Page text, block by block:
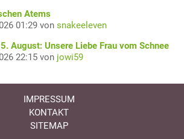
Atems
01:29 von snakeeleven
August: Unsere Liebe Frau vom Schnee
22:15 von jowi59
IMPRESSUM
KONTAKT
SITEMAP